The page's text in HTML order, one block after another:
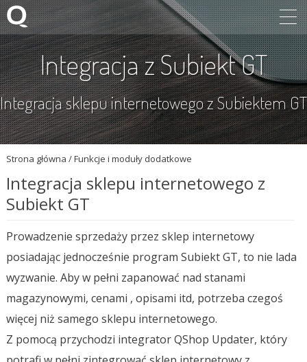
Integracja z Subiekt GT
Integracja sklepu internetowego z Subiektem GT
Strona główna /Funkcje i moduły dodatkowe
Integracja sklepu internetowego z
Subiekt GT
Prowadzenie sprzedaży przez sklep internetowy
posiadając jednocześnie program Subiekt GT, to nie lada
wyzwanie. Aby w pełni zapanować nad stanami
magazynowymi, cenami , opisami itd, potrzeba czegoś
więcej niż samego sklepu internetowego.
Z pomocą przychodzi integrator QShop Updater, który